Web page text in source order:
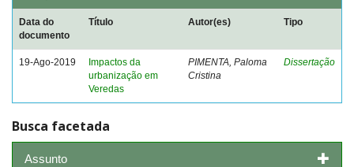
Data do
documento
Título Autor(es) Tipo
19-Ago-2019
Impactos da
urbanização em
Veredas
PIMENTA, Paloma
Cristina
Dissertação
Busca facetada
Assunto